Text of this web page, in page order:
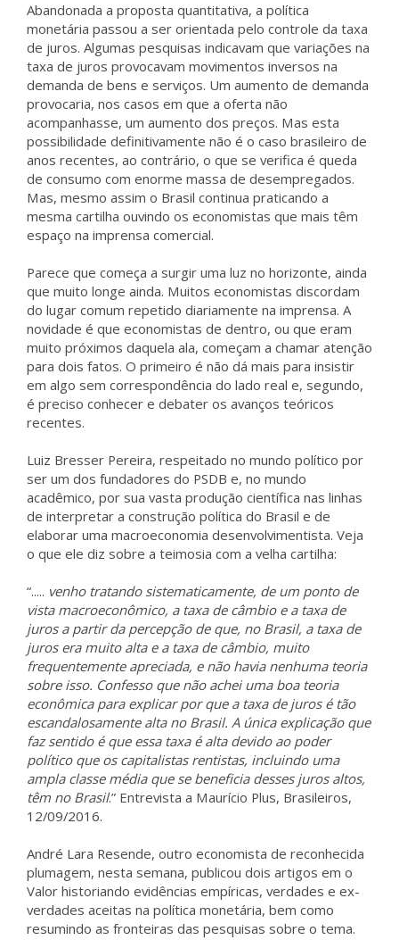
Abandonada a proposta quantitativa, a política
monetária passou a ser orientada pelo controle da taxa
de juros. Algumas pesquisas indicavam que variações na
taxa de juros provocavam movimentos inversos na
demanda de bens e serviços. Um aumento de demanda
provocaria, nos casos em que a oferta não
acompanhasse, um aumento dos preços. Mas esta
possibilidade definitivamente não é o caso brasileiro de
anos recentes, ao contrário, o que se verifica é queda
de consumo com enorme massa de desempregados.
Mas, mesmo assim o Brasil continua praticando a
mesma cartilha ouvindo os economistas que mais têm
espaço na imprensa comercial.
Parece que começa a surgir uma luz no horizonte, ainda
que muito longe ainda. Muitos economistas discordam
do lugar comum repetido diariamente na imprensa. A
novidade é que economistas de dentro, ou que eram
muito próximos daquela ala, começam a chamar atenção
para dois fatos. O primeiro é não dá mais para insistir
em algo sem correspondência do lado real e, segundo,
é preciso conhecer e debater os avanços teóricos
recentes.
Luiz Bresser Pereira, respeitado no mundo político por
ser um dos fundadores do PSDB e, no mundo
acadêmico, por sua vasta produção científica nas linhas
de interpretar a construção política do Brasil e de
elaborar uma macroeconomia desenvolvimentista. Veja
o que ele diz sobre a teimosia com a velha cartilha:
“..... venho tratando sistematicamente, de um ponto de
vista macroeconômico, a taxa de câmbio e a taxa de
juros a partir da percepção de que, no Brasil, a taxa de
juros era muito alta e a taxa de câmbio, muito
frequentemente apreciada, e não havia nenhuma teoria
sobre isso. Confesso que não achei uma boa teoria
econômica para explicar por que a taxa de juros é tão
escandalosamente alta no Brasil. A única explicação que
faz sentido é que essa taxa é alta devido ao poder
político que os capitalistas rentistas, incluindo uma
ampla classe média que se beneficia desses juros altos,
têm no Brasil.” Entrevista a Maurício Plus, Brasileiros,
12/09/2016.
André Lara Resende, outro economista de reconhecida
plumagem, nesta semana, publicou dois artigos em o
Valor historiando evidências empíricas, verdades e ex-
verdades aceitas na política monetária, bem como
resumindo as fronteiras das pesquisas sobre o tema.